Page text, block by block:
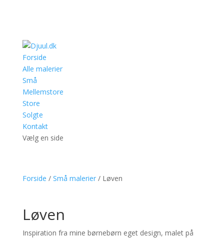
Forside
Alle malerier
Små
Mellemstore
Store
Solgte
Kontakt
Vælg en side
Forside / Små malerier/ Løven
Løven
Inspiration fra mine børnebørn eget design, malet på